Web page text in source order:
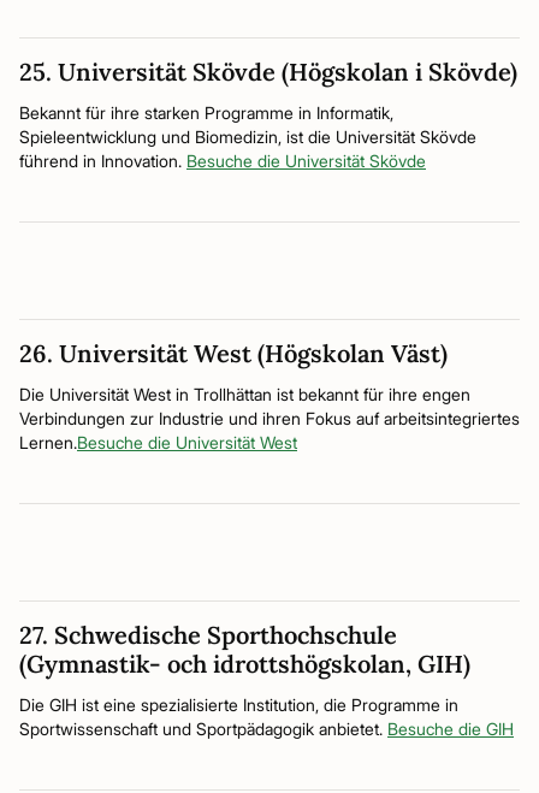
25. Universität Skövde (Högskolan i Skövde)
Bekannt für ihre starken Programme in Informatik,
Spieleentwicklung und Biomedizin, ist die Universität Skövde
führend in Innovation. Besuche die Universität Skövde
26. Universität West (Högskolan Väst)
Die Universität West in Trollhättan ist bekannt für ihre engen
Verbindungen zur Industrie und ihren Fokus auf arbeitsintegriertes
Lernen.Besuche die Universität West
27. Schwedische Sporthochschule
(Gymnastik- och idrottshögskolan, GIH)
Die GIH ist eine spezialisierte Institution, die Programme in
Sportwissenschaft und Sportpädagogik anbietet. Besuche die GIH